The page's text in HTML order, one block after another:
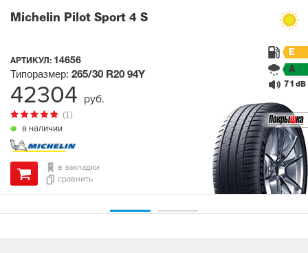
Michelin Pilot Sport 4 S
АРТИКУЛ: 14656
в наличии
(1)
Типоразмер: 265/30 R20 94Y
E
A
71 dB
в закладки
сравнить
42304 руб.